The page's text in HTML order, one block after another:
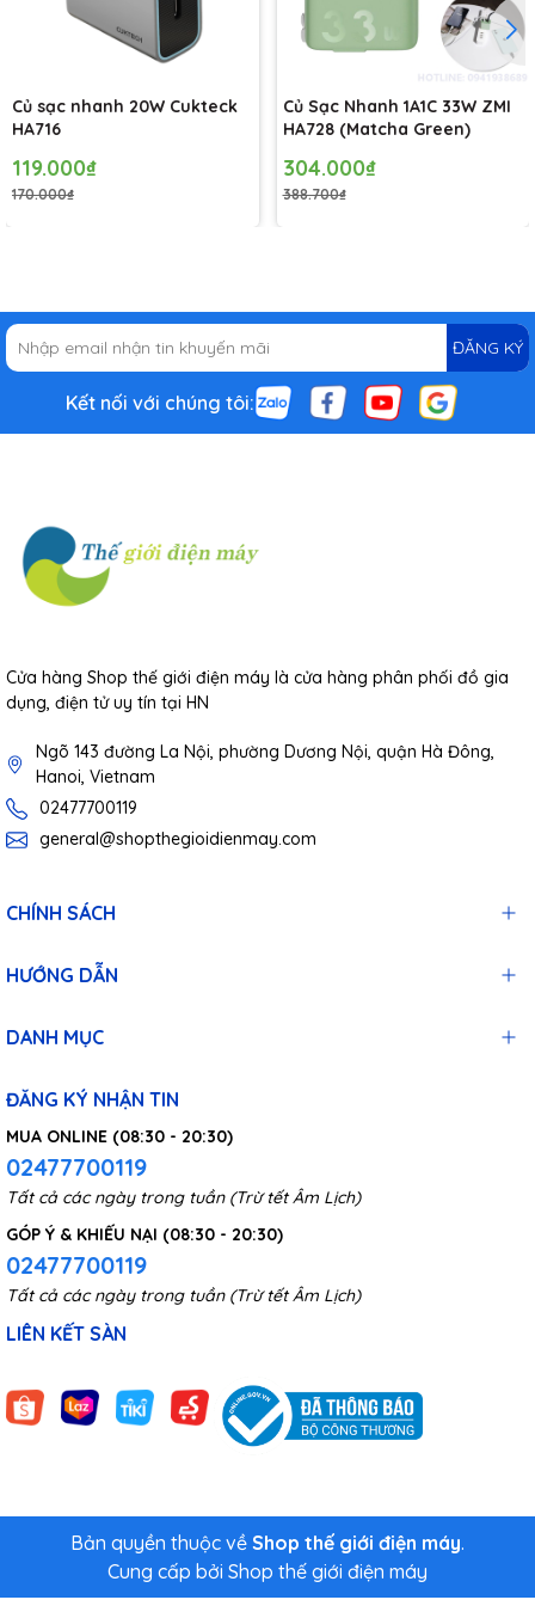
nghệ sạc nhanh hiện đại giúp tương thích nhiều thiết bị Đối với
những dòng điện thoại, iPad, pin dự phòng, . . .mỗi dòng đều
được trang bị những thiết bị sạc riêng biệt. Trong quá trình sử
dụng đôi khi người dùng bị đánh mất nên bắt buộc phải mua
sạc khác để sử dụng và gặp phải tình trạng không thể đồng
công nghệ hiện đại nổi tiếng thế giới có chức năng nhận diện
tất cả các thiết bị được kết nối vào để điều chỉnh nguồn điện
đến các thiết bị sao cho phù hợp và giảm thời gian sạc tối đa
nhất. Vì vậy với công nghệ này người dùng có thể sạc trên vô
số thiết bị mà không phải lo lắng sạc này có thể sử dụng được
Củ sạc nhanh 20W Cukteck
HA716
119.000₫
170.000₫
Củ Sạc Nhanh 1A1C 33W ZMI
HA728 (Matcha Green)
304.000₫
388.700₫
ĐĂNG KÝ
Kết nối với chúng tôi:
Cửa hàng Shop thế giới điện máy là cửa hàng phân phối đồ gia
dụng, điện tử uy tín tại HN
Ngõ 143 đường La Nội, phường Dương Nội, quận Hà Đông,
Hanoi, Vietnam
02477700119
general@shopthegioidienmay.com
CHÍNH SÁCH
HƯỚNG DẪN
DANH MỤC
ĐĂNG KÝ NHẬN TIN
MUA ONLINE (08:30 - 20:30)
02477700119
Tất cả các ngày trong tuần (Trừ tết Âm Lịch)
GÓP Ý & KHIẾU NẠI (08:30 - 20:30)
02477700119
Tất cả các ngày trong tuần (Trừ tết Âm Lịch)
LIÊN KẾT SÀN
Bản quyền thuộc về Shop thế giới điện máy.
Cung cấp bởi Shop thế giới điện máy